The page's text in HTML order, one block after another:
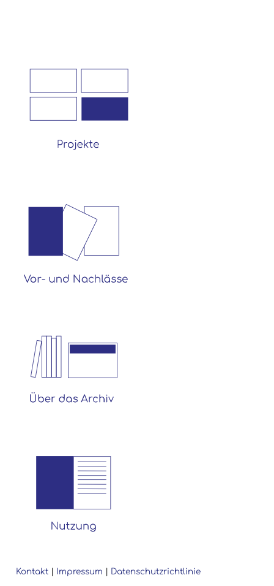
Kontakt| Impressum Datenschutzrichtlinie